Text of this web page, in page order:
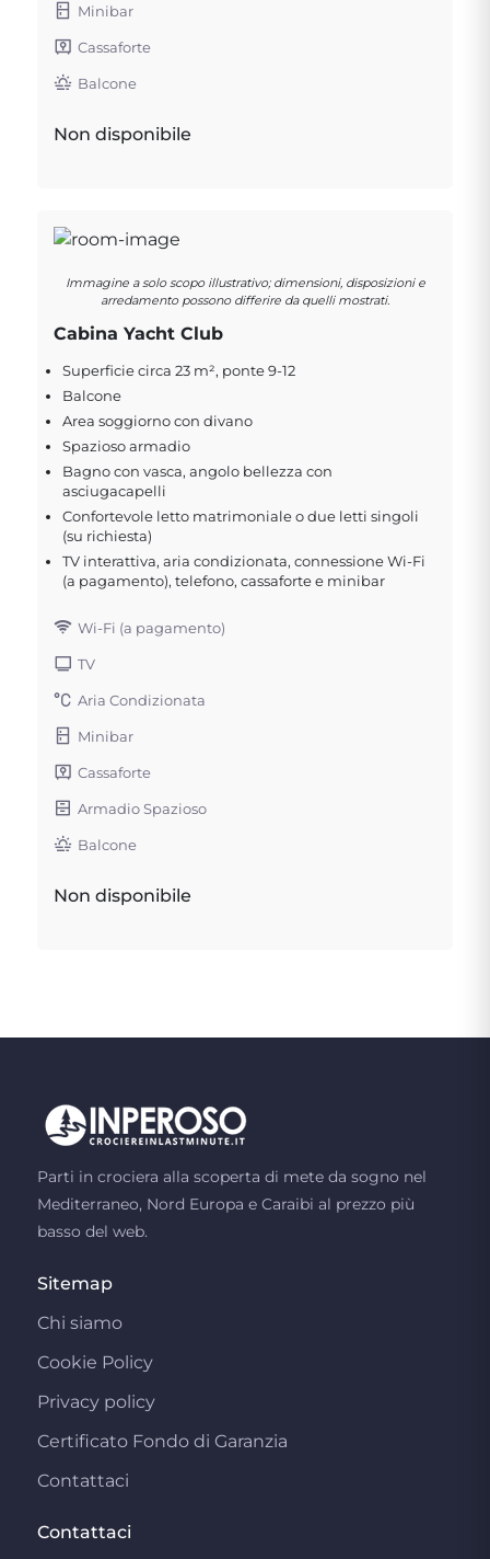
Minibar
Cassaforte
Balcone
Non disponibile
Immagine a solo scopo illustrativo; dimensioni, disposizioni e
arredamento possono differire da quelli mostrati.
Cabina Yacht Club
Superficie circa 23 m², ponte 9-12
Balcone
Area soggiorno con divano
Spazioso armadio
Bagno con vasca, angolo bellezza con
asciugacapelli
Confortevole letto matrimoniale o due letti singoli
(su richiesta)
TV interattiva, aria condizionata, connessione Wi-Fi
(a pagamento), telefono, cassaforte e minibar
Wi-Fi (a pagamento)
TV
Aria Condizionata
Minibar
Cassaforte
Armadio Spazioso
Balcone
Non disponibile
Parti in crociera alla scoperta di mete da sogno nel
Mediterraneo, Nord Europa e Caraibi al prezzo più
basso del web.
Sitemap
Chi siamo
Cookie Policy
Privacy policy
Certificato Fondo di Garanzia
Contattaci
Contattaci